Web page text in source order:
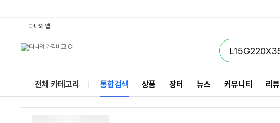
다나와 앱
전체 카테고리 통합검색 상품 장터 뉴스 커뮤니티 리뷰